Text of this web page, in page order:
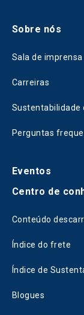
Sobre nós
Sala de imprensa
Carreiras
Sustentabilidade
Perguntas
Eventos
Centro de
Conteúdo
Índice do frete
Índice de
Blogues